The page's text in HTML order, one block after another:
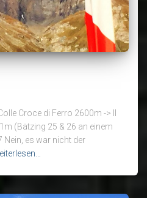
Croce di Ferro 2600m -> Il
(Bätzing 25 & 26 an einem
Nein, es war nicht der